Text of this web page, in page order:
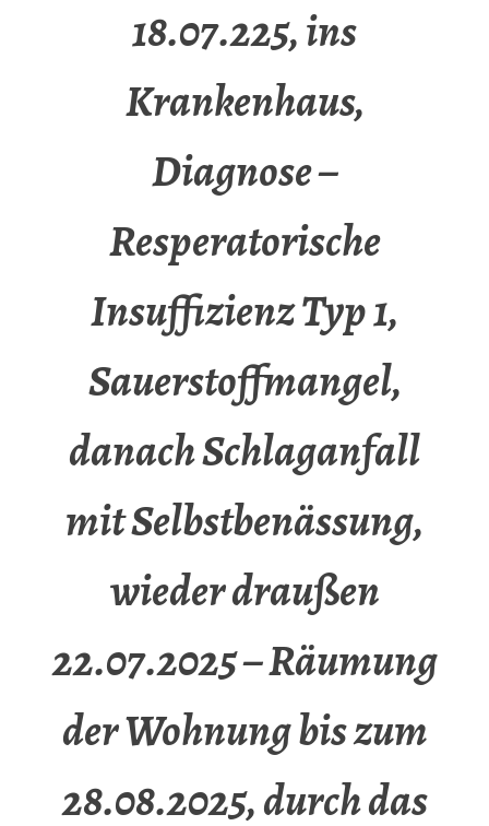
18.07.225, ins
Krankenhaus,
Diagnose –
Resperatorische
Insuffizienz Typ 1,
Sauerstoffmangel,
danach Schlaganfall
mit Selbstbenässung,
wieder draußen
22.07.2025 – Räumung
der Wohnung bis zum
28.08.2025, durch das